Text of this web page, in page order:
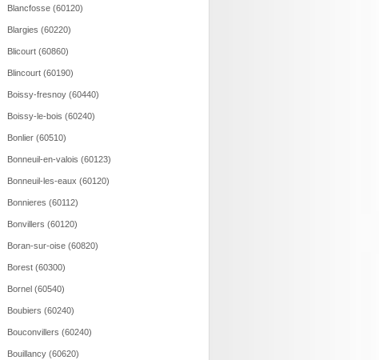
Blancfosse (60120)
Blargies (60220)
Blicourt (60860)
Blincourt (60190)
Boissy-fresnoy (60440)
Boissy-le-bois (60240)
Bonlier (60510)
Bonneuil-en-valois (60123)
Bonneuil-les-eaux (60120)
Bonnieres (60112)
Bonvillers (60120)
Boran-sur-oise (60820)
Borest (60300)
Bornel (60540)
Boubiers (60240)
Bouconvillers (60240)
Bouillancy (60620)